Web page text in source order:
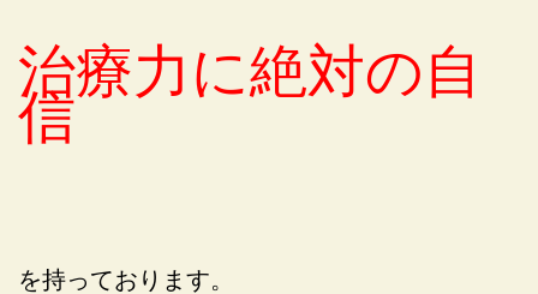
治療力に絶対の自
信
を持っております。